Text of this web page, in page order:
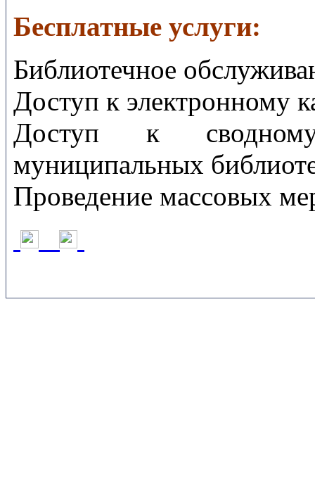
Бесплатные услуги:
Библиотечное
Доступ к электронному
Доступ к сводному
муниципальных
Проведение массовых